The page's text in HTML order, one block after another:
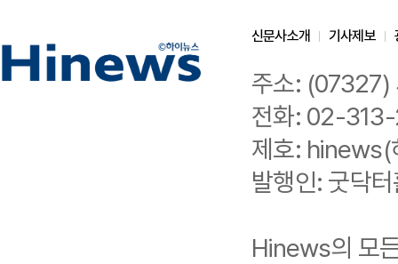
신문사소개 기사제보
주소: (07327)
전화: 02-
제호: hinews(
발행인: 굿닥
Hinews의 모